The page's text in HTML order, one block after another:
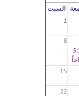
السبت
1
8
15
22